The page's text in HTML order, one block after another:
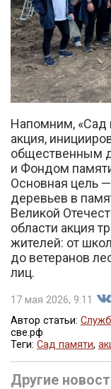
Напомним, «Сад
акция,
общественным
и Фондом
Основная цель
деревьев в
Великой
области акция
жителей: от
до ветеранов
лиц.
17 мая 2026, 9:11
Автор статьи:
све.рф
Теги: Сад памяти,
Другие